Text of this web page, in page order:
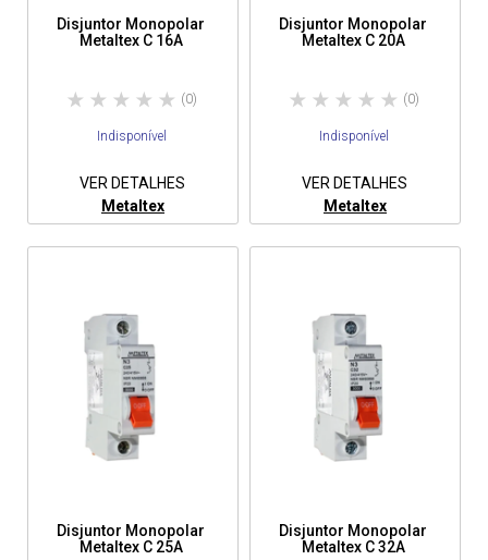
Disjuntor Monopolar
Metaltex C 16A
(0)
Indisponível
VER DETALHES
Metaltex
Disjuntor Monopolar
Metaltex C 20A
(0)
Indisponível
VER DETALHES
Metaltex
Disjuntor Monopolar
Metaltex C 25A
Disjuntor Monopolar
Metaltex C 32A